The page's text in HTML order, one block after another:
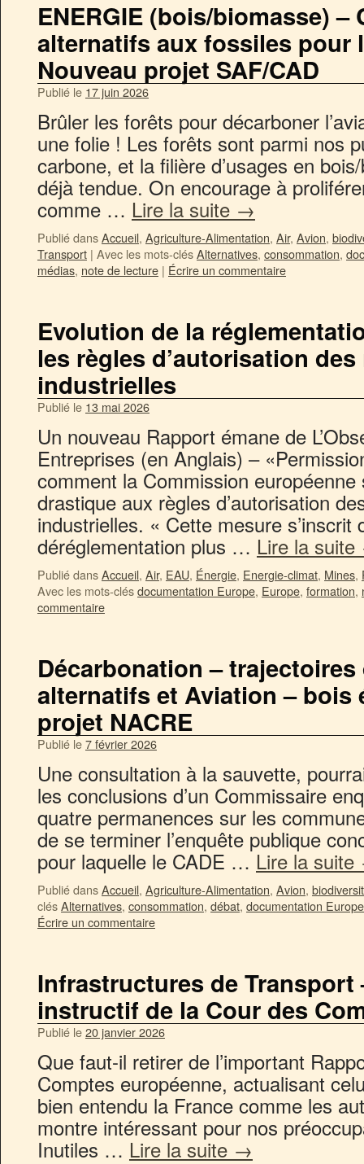
ENERGIE (bois/biomasse) –
alternatifs aux fossiles pour
Nouveau projet SAF/CAD
Publié le 17 juin 2026
Brûler les forêts pour décarboner
une folie ! Les forêts sont parmi nos
carbone, et la filière d’usages en
déjà tendue. On encourage à
comme … Lire la suite →
Publié dansAccueil, Agriculture-Alimentation, Air, Avion,
Transport | Avec les mots-clésAlternatives, consommation,
médias, note de lecture | Écrire un commentaire
Evolution de la
les règles d’autorisation
industrielles
Publié le 13 mai 2026
Un nouveau Rapport émane de
Entreprises (en Anglais) –
comment la Commission européenne
drastique aux règles d’autorisation
industrielles. « Cette mesure
déréglementation plus … Lire la suite
Publié dansAccueil, Air, EAU, Énergie, Energie-climat, Mines,
Avec les mots-clésdocumentation Europe, Europe, formation,
commentaire
Décarbonation –
alternatifs et Aviation – bois
projet NACRE
Publié le7 février 2026
Une consultation à la sauvette,
les conclusions d’un Commissaire
quatre permanences sur les
de se terminer l’enquête publique
pour laquelle le CADE …Lire la suite
Publié dansAccueil, Agriculture-Alimentation, Avion,
clésAlternatives, consommation, débat, documentation Europe
Écrire un commentaire
Infrastructures de Transport
instructif de la Cour des
Publié le20 janvier 2026
Que faut-il retirer de l’important
Comptes européenne, actualisant
bien entendu la France comme les
montre intéressant pour nos
Inutiles … Lire la suite →